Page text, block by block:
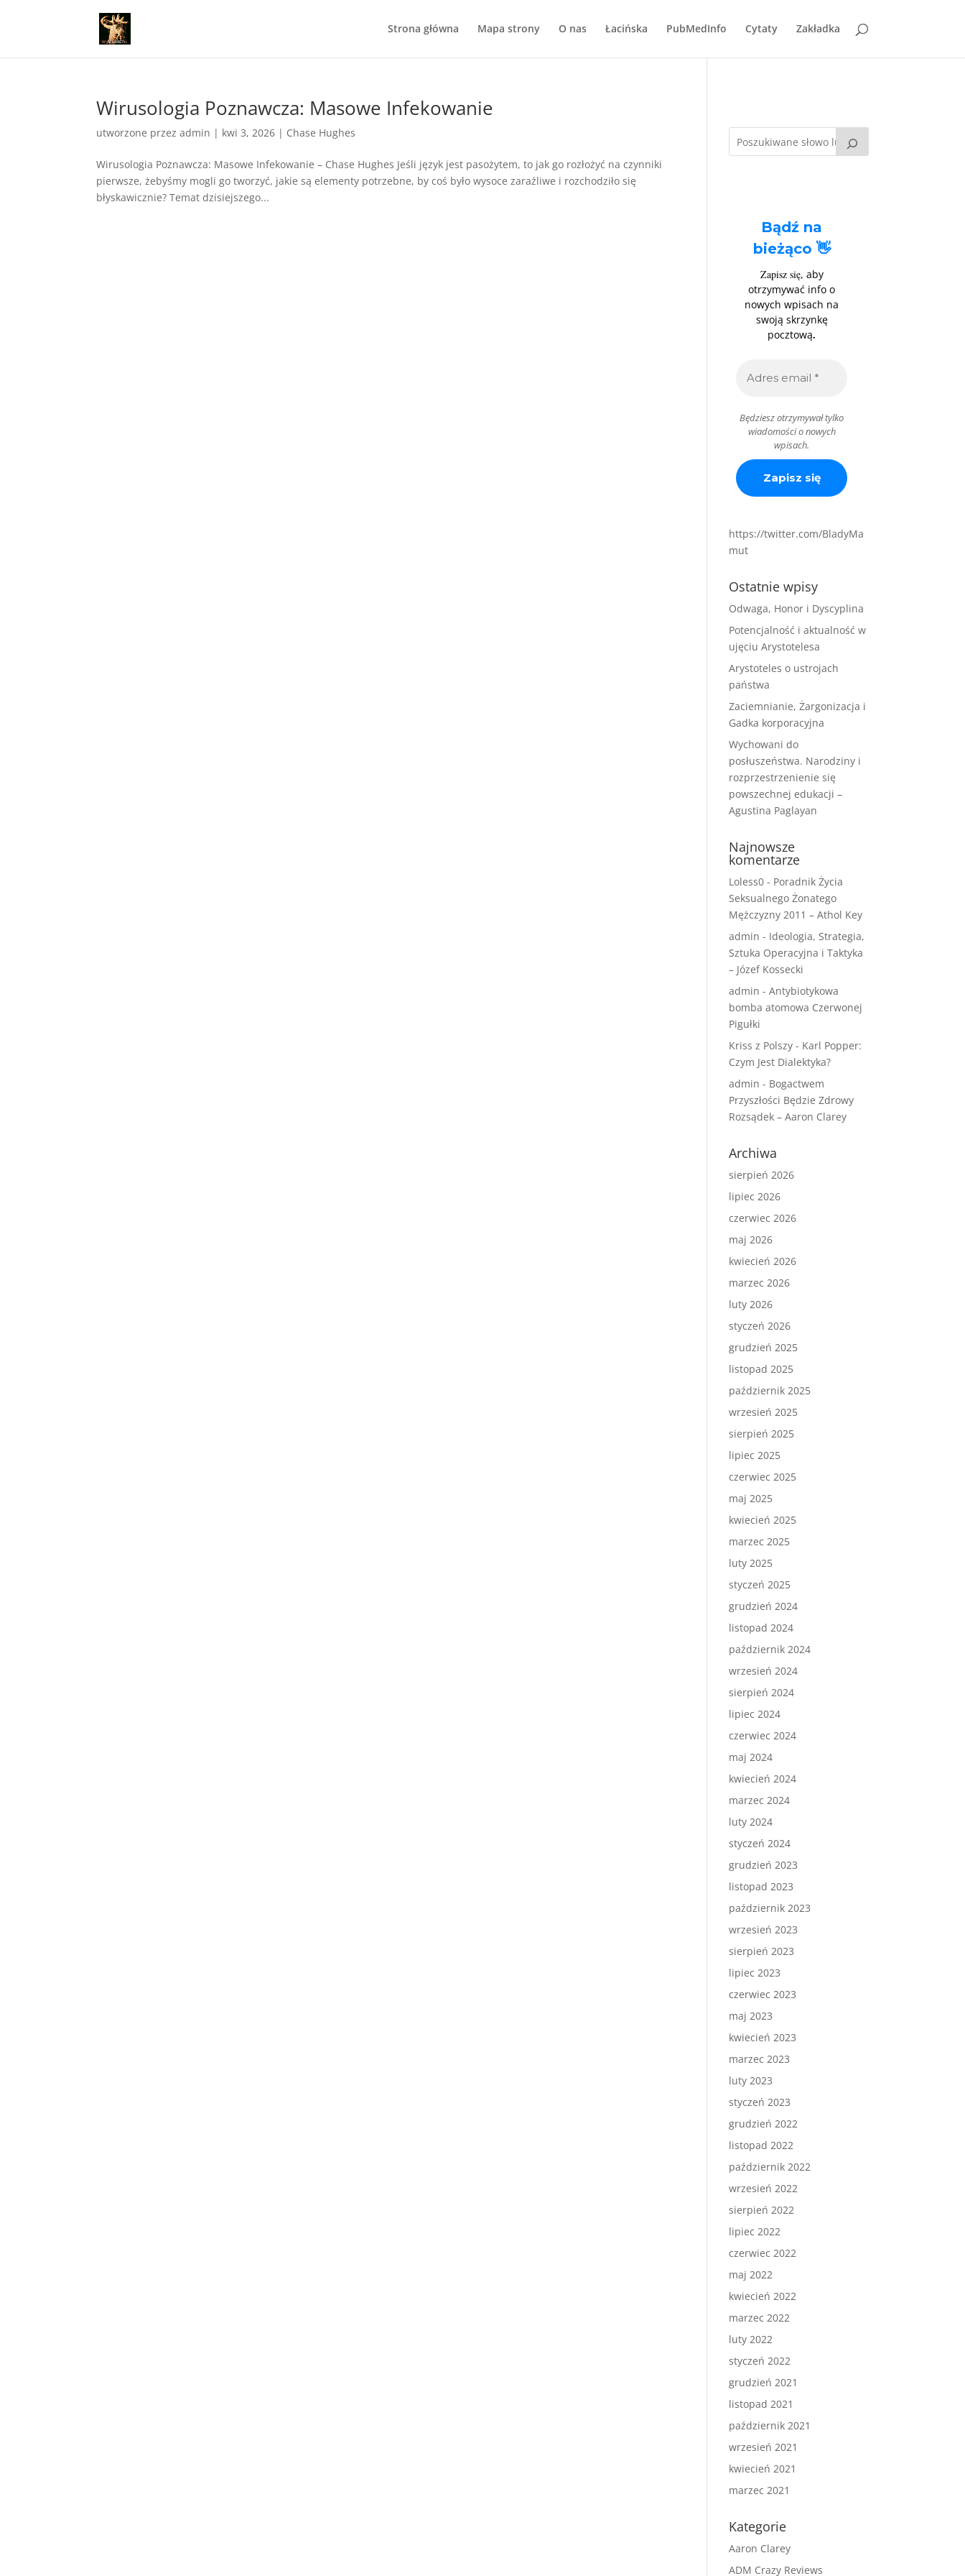
Strona główna Mapa strony O nas Łacińska PubMedInfo Cytaty Zakładka
Wirusologia Poznawcza: Masowe Infekowanie
utworzone przezadmin | kwi 3, 2026 | Chase Hughes
Wirusologia Poznawcza: Masowe Infekowanie – Chase Hughes Jeśli język jest pasożytem, to jak go rozłożyć na czynniki
pierwsze, żebyśmy mogli go tworzyć, jakie są elementy potrzebne, by coś było wysoce zaraźliwe i rozchodziło się
błyskawicznie? Temat dzisiejszego...
Bądź na
bieżąco 👋
Zapisz się, aby
otrzymywać info o
nowych wpisach na
swoją skrzynkę
pocztową.
Będziesz otrzymywał tylko
wiadomości o nowych
wpisach.
https://twitter.com/BladyMa
mut
Ostatnie wpisy
Odwaga, Honor i Dyscyplina
Potencjalność i aktualność w
ujęciu Arystotelesa
Arystoteles o ustrojach
państwa
Zaciemnianie, Żargonizacja i
Gadka korporacyjna
Wychowani do
posłuszeństwa. Narodziny i
rozprzestrzenienie się
powszechnej edukacji –
Agustina Paglayan
Najnowsze
komentarze
Loless0 - Poradnik Życia
Seksualnego Żonatego
Mężczyzny 2011 – Athol Key
admin - Ideologia, Strategia,
Sztuka Operacyjna i Taktyka
– Józef Kossecki
admin -Antybiotykowa
bomba atomowa Czerwonej
Pigułki
Kriss z Polszy - Karl Popper:
Czym Jest Dialektyka?
admin - Bogactwem
Przyszłości Będzie Zdrowy
Rozsądek – Aaron Clarey
Archiwa
sierpień 2026
lipiec 2026
czerwiec 2026
maj 2026
kwiecień 2026
marzec 2026
luty 2026
styczeń 2026
grudzień 2025
listopad 2025
październik 2025
wrzesień 2025
sierpień 2025
lipiec 2025
czerwiec 2025
maj 2025
kwiecień 2025
marzec 2025
luty 2025
styczeń 2025
grudzień 2024
listopad 2024
październik 2024
wrzesień 2024
sierpień 2024
lipiec 2024
czerwiec 2024
maj 2024
kwiecień 2024
marzec 2024
luty 2024
styczeń 2024
grudzień 2023
listopad 2023
październik 2023
wrzesień 2023
sierpień 2023
lipiec 2023
czerwiec 2023
maj 2023
kwiecień 2023
marzec 2023
luty 2023
styczeń 2023
grudzień 2022
listopad 2022
październik 2022
wrzesień 2022
sierpień 2022
lipiec 2022
czerwiec 2022
maj 2022
kwiecień 2022
marzec 2022
luty 2022
styczeń 2022
grudzień 2021
listopad 2021
październik 2021
wrzesień 2021
kwiecień 2021
marzec 2021
Kategorie
Aaron Clarey
ADM Crazy Reviews